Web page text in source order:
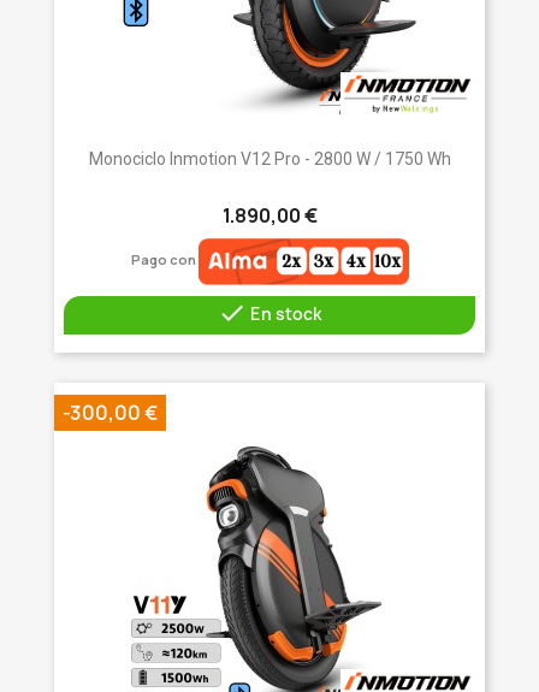
Monociclo Inmotion V12 Pro - 2800 W / 1750 Wh
1.890,00 €
Pago con
 En stock
-300,00 €